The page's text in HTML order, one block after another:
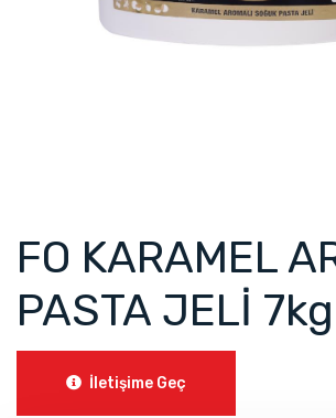
FO KARAMEL
PASTA JELİ 7kg
İletişime Geç